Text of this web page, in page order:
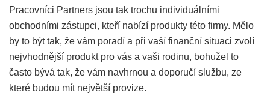
Pracovníci Partners jsou tak trochu individuálními
obchodními zástupci, kteří nabízí produkty této firmy. Mělo
by to být tak, že vám poradí a při vaší finanční situaci zvolí
nejvhodnější produkt pro vás a vaši rodinu, bohužel to
často bývá tak, že vám navhrnou a doporučí službu, ze
které budou mít největší provize.